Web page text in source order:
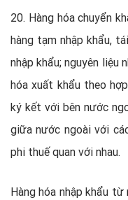
20. Hàng hóa chuyển
hàng tạm nhập khẩu,
nhập khẩu; nguyên liệu
hóa xuất khẩu theo
ký kết với bên nước
giữa nước ngoài với
phi thuế quan với nhau.
Hàng hóa nhập khẩu